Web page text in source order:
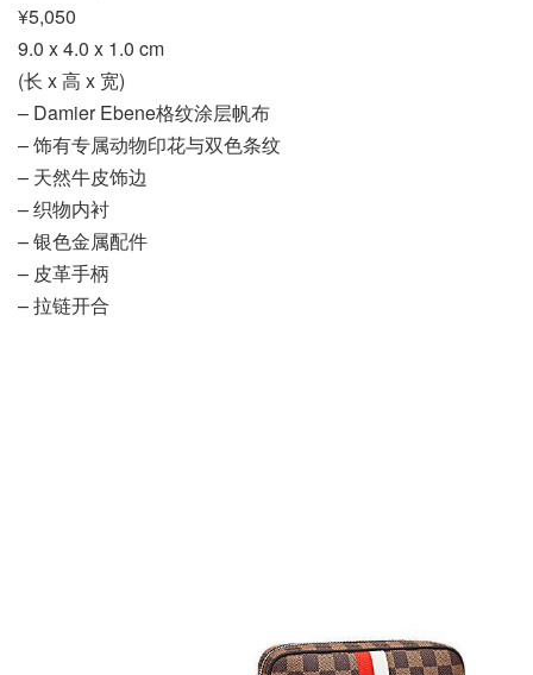
¥5,050
9.0 x 4.0 x 1.0 cm
(长 x 高 x 宽)
– Damier Ebene格纹涂层帆布
– 饰有专属动物印花与双色条纹
– 天然牛皮饰边
– 织物内衬
– 银色金属配件
– 皮革手柄
– 拉链开合